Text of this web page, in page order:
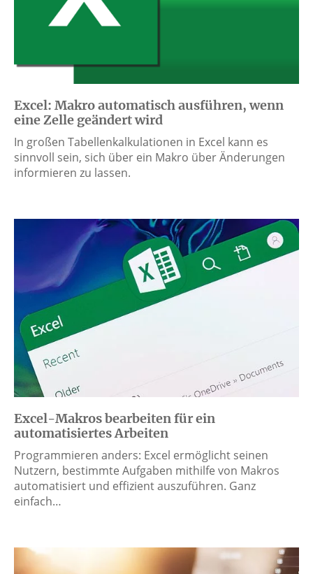
Excel: Makro automatisch ausführen, wenn
eine Zelle geändert wird
In großen Tabellenkalkulationen in Excel kann es
sinnvoll sein, sich über ein Makro über Änderungen
informieren zu lassen.
Excel-Makros bearbeiten für ein
automatisiertes Arbeiten
Programmieren anders: Excel ermöglicht seinen
Nutzern, bestimmte Aufgaben mithilfe von Makros
automatisiert und effizient auszuführen. Ganz
einfach…